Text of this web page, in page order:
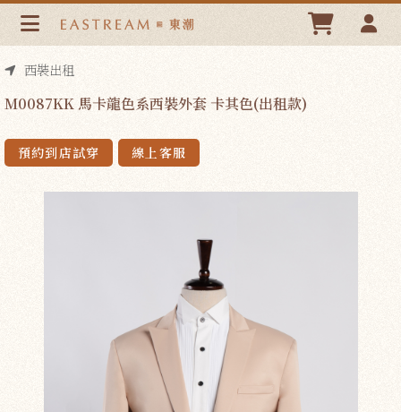
M0087KK 馬卡龍色系西裝外套 卡其色(出租款) | 東潮時裝西服
EASTREAM
西裝出租
M0087KK 馬卡龍色系西裝外套 卡其色(出租款)
預約到店試穿 線上客服